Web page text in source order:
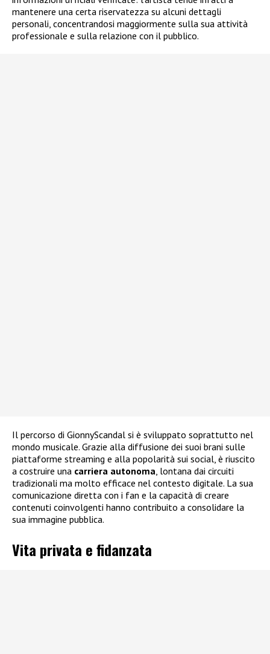
mantenere una certa riservatezza su alcuni dettagli
personali, concentrandosi maggiormente sulla sua attività
professionale e sulla relazione con il pubblico.
Il percorso di GionnyScandal si è sviluppato soprattutto nel
mondo musicale. Grazie alla diffusione dei suoi brani sulle
piattaforme streaming e alla popolarità sui social, è riuscito
a costruire una carriera autonoma , lontana dai circuiti
tradizionali ma molto efficace nel contesto digitale. La sua
comunicazione diretta con i fan e la capacità di creare
contenuti coinvolgenti hanno contribuito a consolidare la
sua immagine pubblica.
Vita privata e fidanzata